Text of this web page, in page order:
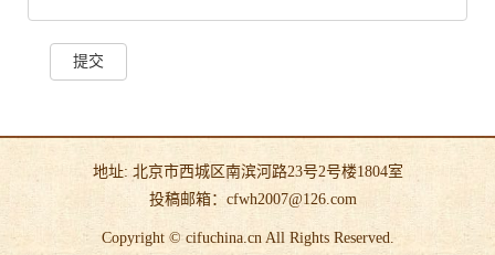
提交
地址: 北京市西城区南滨河路23号2号楼1804室
投稿邮箱：cfwh2007@126.com
Copyright © cifuchina.cn All Rights Reserved.